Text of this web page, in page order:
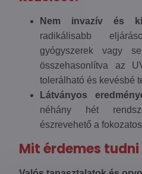
Nem invazív és
radikálisabb
gyógyszerek vagy
összehasonlítva az
tolerálható és kevésbé
Látványos
néhány hét
észrevehető a
Mit érdemes